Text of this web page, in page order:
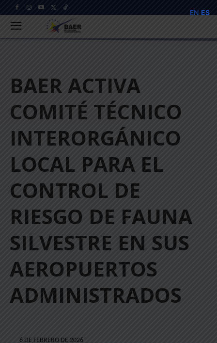
BAER ACTIVA
COMITÉ TÉCNICO
INTERORGÁNICO
LOCAL PARA EL
CONTROL DE
RIESGO DE FAUNA
SILVESTRE EN SUS
AEROPUERTOS
ADMINISTRADOS
6 DE FEBRERO DE 2026
EN ES